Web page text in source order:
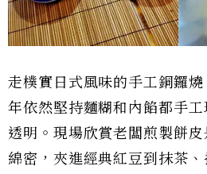
走樸實日式風味的手工銅鑼
年依然堅持麵糊和內餡都手
透明。現場欣賞老闆煎製餅
綿密，夾進經典紅豆到抹茶